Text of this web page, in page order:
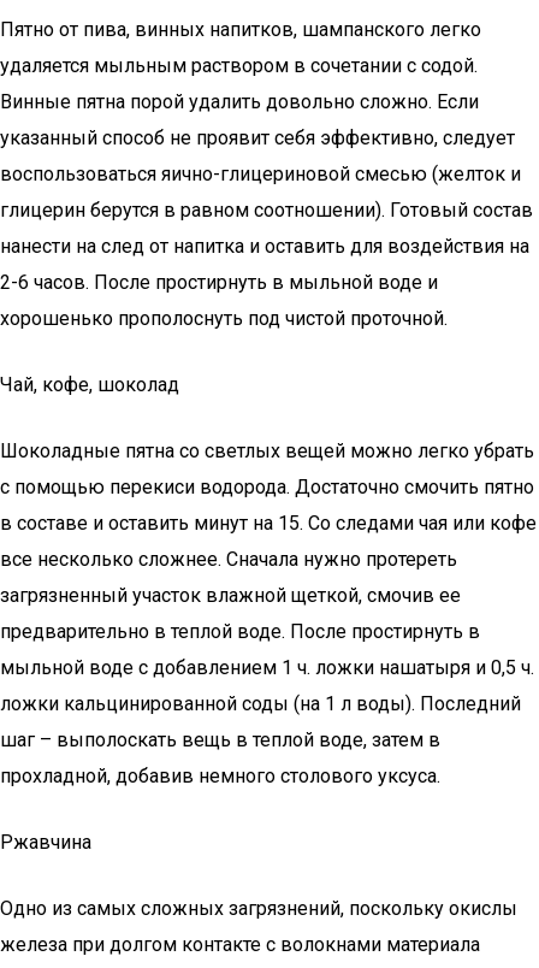
Пятно от пива, винных напитков, шампанского легко
удаляется мыльным раствором в сочетании с содой.
Винные пятна порой удалить довольно сложно. Если
указанный способ не проявит себя эффективно, следует
воспользоваться яично-глицериновой смесью (желток и
глицерин берутся в равном соотношении). Готовый состав
нанести на след от напитка и оставить для воздействия на
2-6 часов. После простирнуть в мыльной воде и
хорошенько прополоснуть под чистой проточной.
Чай, кофе, шоколад
Шоколадные пятна со светлых вещей можно легко убрать
с помощью перекиси водорода. Достаточно смочить пятно
в составе и оставить минут на 15. Со следами чая или кофе
все несколько сложнее. Сначала нужно протереть
загрязненный участок влажной щеткой, смочив ее
предварительно в теплой воде. После простирнуть в
мыльной воде с добавлением 1 ч. ложки нашатыря и 0,5 ч.
ложки кальцинированной соды (на 1 л воды). Последний
шаг – выполоскать вещь в теплой воде, затем в
прохладной, добавив немного столового уксуса.
Ржавчина
Одно из самых сложных загрязнений, поскольку окислы
железа при долгом контакте с волокнами материала